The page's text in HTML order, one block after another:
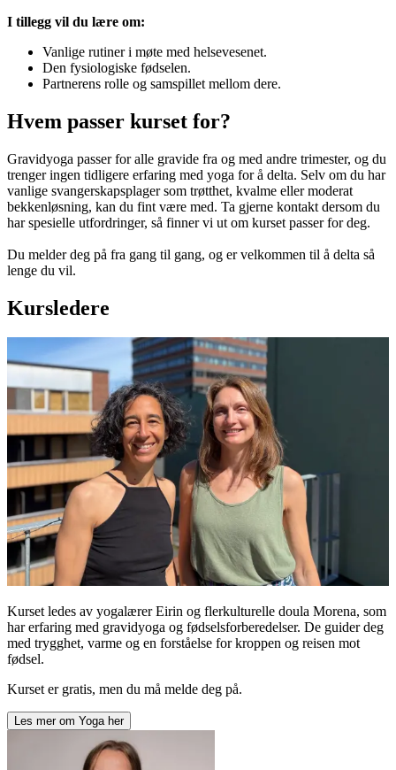
I tillegg vil du lære om:
Vanlige rutiner i møte med helsevesenet.
Den fysiologiske fødselen.
Partnerens rolle og samspillet mellom dere.
Hvem passer kurset for?
Gravidyoga passer for alle gravide fra og med andre trimester, og du
trenger ingen tidligere erfaring med yoga for å delta. Selv om du har
vanlige svangerskapsplager som trøtthet, kvalme eller moderat
bekkenløsning, kan du fint være med. Ta gjerne kontakt dersom du
har spesielle utfordringer, så finner vi ut om kurset passer for deg.
Du melder deg på fra gang til gang, og er velkommen til å delta så
lenge du vil.
Kursledere
Kurset ledes av yogalærer Eirin og flerkulturelle doula Morena, som
har erfaring med gravidyoga og fødselsforberedelser. De guider deg
med trygghet, varme og en forståelse for kroppen og reisen mot
fødsel.
Kurset er gratis, men du må melde deg på.
Les mer om Yoga her